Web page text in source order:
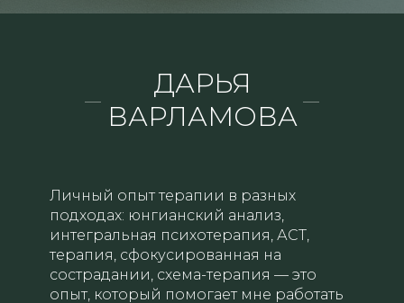
Личный опыт терапии в разных
подходах: юнгианский анализ,
интегральная психотерапия, АСТ,
терапия, сфокусированная на
сострадании, схема-терапия — это
опыт, который помогает мне работать
ДАРЬЯ
ВАРЛАМОВА